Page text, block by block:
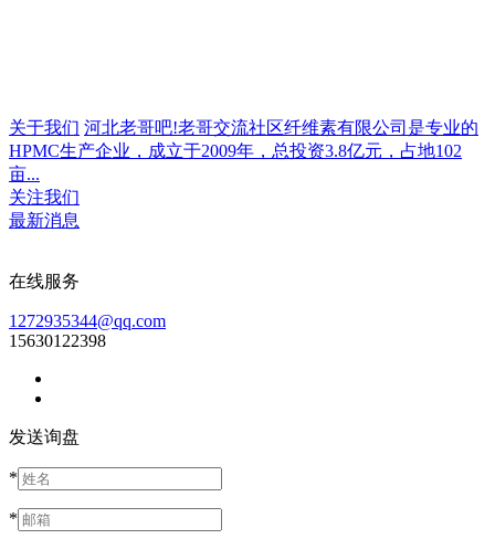
关于我们 河北老哥吧!老哥交流社区纤维素有限公司是专业的
HPMC生产企业，成立于2009年，总投资3.8亿元，占地102
亩...
关注我们
最新消息
在线服务
1272935344@qq.com
15630122398
发送询盘
*
*